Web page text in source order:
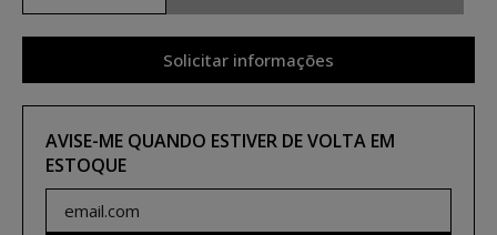
Solicitar informações
AVISE-ME QUANDO ESTIVER DE VOLTA EM
ESTOQUE